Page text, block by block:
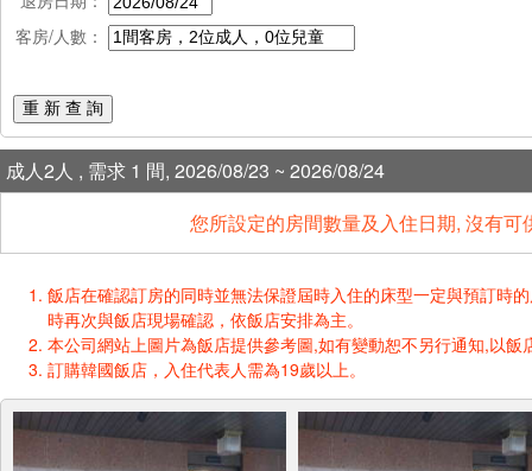
客房/人數：
重 新 查 詢
成人2人 , 需求 1 間, 2026/08/23 ~ 2026/08/24
您所設定的房間數量及入住日期, 沒有
飯店在確認訂房的同時並無法保證屆時入住的床型一定與預訂時
時再次與飯店現場確認，依飯店安排為主。
本公司網站上圖片為飯店提供參考圖,如有變動恕不另行通知,以飯
訂購韓國飯店，入住代表人需為19歲以上。